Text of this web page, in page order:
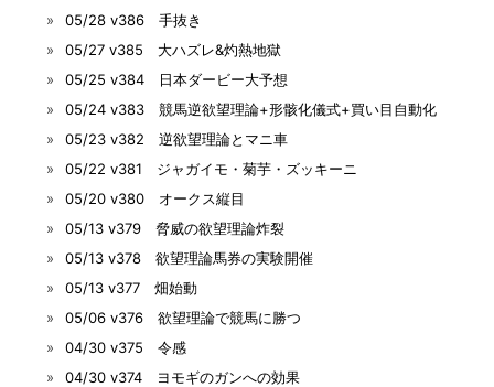
05/28 v386 手抜き
05/27 v385 大ハズレ&灼熱地獄
05/25 v384 日本ダービー大予想
05/24 v383 競馬逆欲望理論+形骸化儀式+買い目自動化
05/23 v382 逆欲望理論とマニ車
05/22 v381 ジャガイモ・菊芋・ズッキーニ
05/20 v380 オークス縦目
05/13 v379 脅威の欲望理論炸裂
05/13 v378 欲望理論馬券の実験開催
05/13 v377 畑始動
05/06 v376 欲望理論で競馬に勝つ
04/30 v375 令感
04/30 v374 ヨモギのガンへの効果